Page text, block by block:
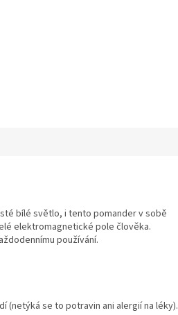
bílé světlo, i tento pomander v sobě
elektromagnetické pole člověka.
používání.
(netýká se to potravin ani alergií na léky).